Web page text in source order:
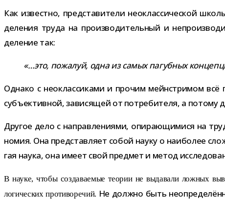
Как известно, пред­ста­ви­тели нео­клас­си­че­ской
деле­ния труда на про­из­во­ди­тель­ный и
деле­ние так:
«…это, пожа­луй, одна из самых пагуб­ных
Однако с нео­клас­си­ками и про­чим мейн­стри­мом всё
субъ­ек­тив­ной, зави­ся­щей от потре­би­теля, а потому
Другое дело с направ­ле­ни­ями, опи­ра­ю­щи­мися на
но­мия. Она пред­став­ляет собой науку о наи­бо­лее
гая наука, она имеет свой пред­мет и метод
В науке, чтобы созда­ва­е­мые тео­рии не выда­вали лож­ных
логических про­ти­во­ре­чий. Не должно быть